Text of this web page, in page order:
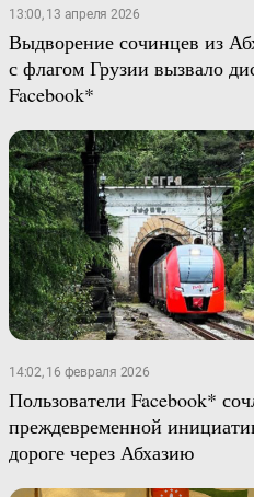
13:00, 13 апреля 2026
Выдворение сочинцев из
с флагом Грузии вызвало
Facebook*
14:02, 16 февраля 2026
Пользователи Facebook*
преждевременной
дороге через Абхазию